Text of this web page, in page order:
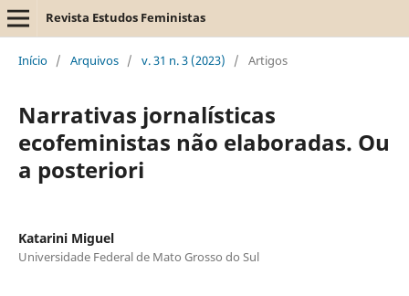
Revista Estudos Feministas
Início / Arquivos / v. 31 n. 3 (2023) / Artigos
Narrativas jornalísticas
ecofeministas não elaboradas. Ou
a posteriori
Katarini Miguel
Universidade Federal de Mato Grosso do Sul